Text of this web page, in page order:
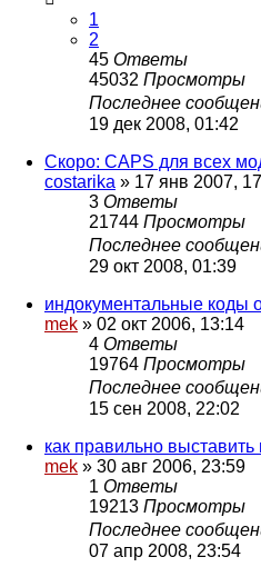
1
2
45 Ответы
45032 Просмотры
Последнее
19 дек 2008, 01:42
Скоро: CAPS для всех
costarika » 17 янв 2007,
3 Ответы
21744 Просмотры
Последнее
29 окт 2008, 01:39
индокументальные коды
mek » 02 окт 2006, 13:14
4 Ответы
19764 Просмотры
Последнее
15 сен 2008, 22:02
как правильно
mek » 30 авг 2006, 23:59
1 Ответы
19213 Просмотры
Последнее
07 апр 2008, 23:54